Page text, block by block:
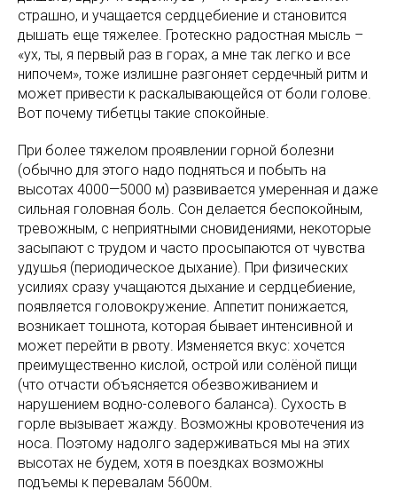
страшно, и учащается сердцебиение и становится
дышать еще тяжелее. Гротескно радостная мысль –
«ух, ты, я первый раз в горах, а мне так легко и все
нипочем», тоже излишне разгоняет сердечный ритм и
может привести к раскалывающейся от боли голове.
Вот почему тибетцы такие спокойные.
При более тяжелом проявлении горной болезни
(обычно для этого надо подняться и побыть на
высотах 4000—5000 м) развивается умеренная и даже
сильная головная боль. Сон делается беспокойным,
тревожным, с неприятными сновидениями, некоторые
засыпают с трудом и часто просыпаются от чувства
удушья (периодическое дыхание). При физических
усилиях сразу учащаются дыхание и сердцебиение,
появляется головокружение. Аппетит понижается,
возникает тошнота, которая бывает интенсивной и
может перейти в рвоту. Изменяется вкус: хочется
преимущественно кислой, острой или солёной пищи
(что отчасти объясняется обезвоживанием и
нарушением водно-солевого баланса). Сухость в
горле вызывает жажду. Возможны кровотечения из
носа. Поэтому надолго задерживаться мы на этих
высотах не будем, хотя в поездках возможны
подъемы к перевалам 5600м.